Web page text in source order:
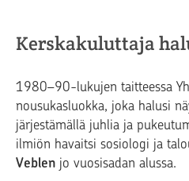
Kerskakuluttaja
1980–90-lukujen taitteessa
nousukasluokka, joka halusi
järjestämällä juhlia ja
ilmiön havaitsi sosiologi ja
Veblen jo vuosisadan alussa.